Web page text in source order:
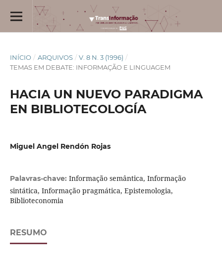
INÍCIO / ARQUIVOS / V. 8 N. 3 (1996) /
TEMAS EM DEBATE: INFORMAÇÃO E LINGUAGEM
HACIA UN NUEVO PARADIGMA
EN BIBLIOTECOLOGÍA
Miguel Angel Rendón Rojas
Palavras-chave: Informação semântica, Informação
sintática, Informação pragmática, Epistemologia,
Biblioteconomia
RESUMO